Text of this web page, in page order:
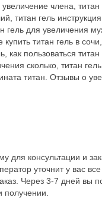
увеличение члена,
титан гель
гель для увеличения
купить титан гель в
как пользоваться титан
сколько, титан
титан. Отзывы о
для консультации и
уточнит у вас
Через 3-7 дней вы
получении.